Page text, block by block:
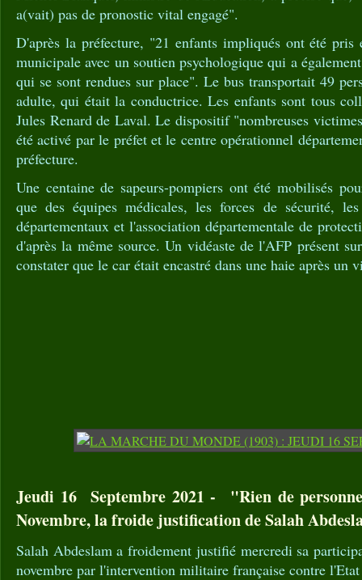
a(vait) pas de pronostic vital engagé".
D'après la préfecture, "21 enfants impliqués ont été pris
municipale avec un soutien psychologique qui a
qui se sont rendues sur place". Le bus transportait 49
adulte, qui était la conductrice. Les enfants sont tous
Jules Renard de Laval. Le dispositif "nombreuses
été activé par le préfet et le centre opérationnel
préfecture.
Une centaine de sapeurs-pompiers ont été mobilisés
que des équipes médicales, les forces de sécurité,
départementaux et l'association départementale de
d'après la même source. Un vidéaste de l'AFP présent
constater que le car était encastré dans une haie après un
Jeudi 16 Septembre 2021 - "Rien de
Novembre, la froide justification de Salah
Salah Abdeslam a froidement justifié mercredi sa
novembre par l'intervention militaire française contre